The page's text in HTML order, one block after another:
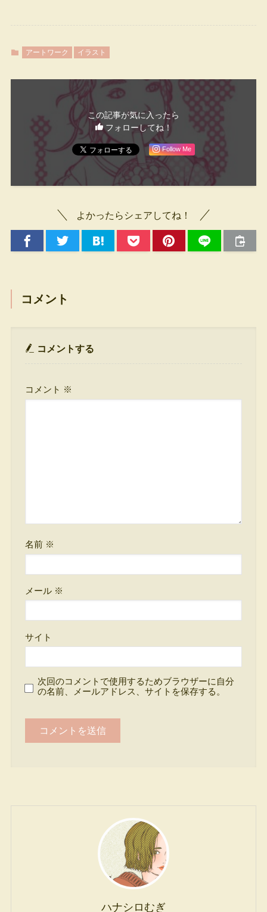
アートワーク イラスト
この記事が気に入ったら
フォローしてね！
Follow Me
よかったらシェアしてね！
コメント
コメントする
コメント ※
名前 ※
メール ※
サイト
次回のコメントで使用するためブラウザーに自分
の名前、メールアドレス、サイトを保存する。
ハナシロむぎ